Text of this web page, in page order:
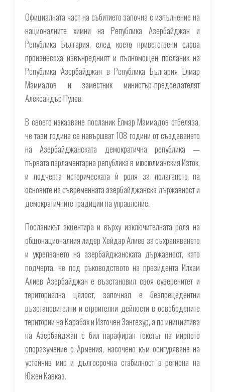
Официалната част на събитието започна с изпълнение на
националните химни на Република Азербайджан и
Република България, след което приветствени слова
произнесоха извънредният и пълномощен посланик на
Република Азербайджан в Република България Елмар
Маммадов и заместник министър-председателят
Александър Пулев.
В своето изказване посланик Елмар Маммадов отбеляза,
че тази година се навършват 108 години от създаването
на Азербайджанската демократична република —
първата парламентарна република в мюсюлманския Изток,
и подчерта историческата ѝ роля за полагането на
основите на съвременната азербайджанска държавност и
демократичните традиции на управление.
Посланикът акцентира и върху изключителната роля на
общонационалния лидер Хейдар Алиев за съхраняването
и укрепването на азербайджанската държавност, като
подчерта, че под ръководството на президента Илхам
Алиев Азербайджан е възстановил своя суверенитет и
териториална цялост, започнал е безпрецедентни
възстановителни и строителни дейности в освободените
територии на Карабах и Източен Зангезур, а по инициатива
на Азербайджан е бил парафиран текстът на мирното
споразумение с Армения, насочено към осигуряване на
устойчив мир и дългосрочна стабилност в региона на
Южен Кавказ.